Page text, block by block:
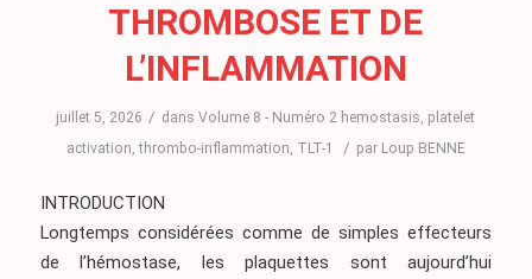
THROMBOSE ET DE
L’INFLAMMATION
juillet 5, 2026 / dansVolume 8 - Numéro 2 hemostasis, platelet
activation,thrombo-inflammation, TLT-1 / par Loup BENNE
INTRODUCTION
Longtemps considérées comme de simples effecteurs
de l’hémostase, les plaquettes sont aujourd’hui